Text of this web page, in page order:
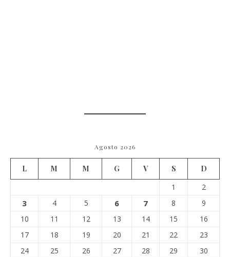
Agosto 2026
L M M G V S
D
1
2
3 4 5 6 7 8
9
10
11 12 13 14 15
16
17
18 19 20 21 22
23
24
25 26 27 28 29
30